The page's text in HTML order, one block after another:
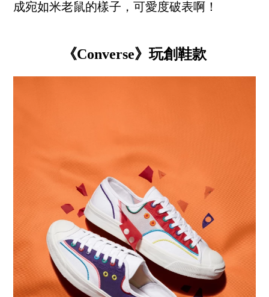
成宛如米老鼠的樣子，可愛度破表啊！
《Converse》玩創鞋款